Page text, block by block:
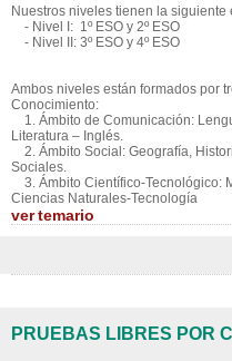
Nuestros niveles tienen la siguiente
- Nivel I: 1º ESO y 2º ESO
- Nivel II: 3º ESO y 4º ESO
Ambos niveles están formados por
Conocimiento:
1. Ámbito de Comunicación:
Literatura – Inglés.
2. Ámbito Social: Geografía,
Sociales.
3. Ámbito Científico-Tecnológico:
Ciencias Naturales-Tecnología
vertemario
PRUEBAS LIBRES POR